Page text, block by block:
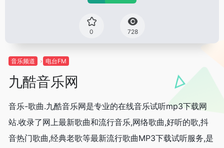
0 728
音乐频道 电台FM
九酷音乐网
音乐-歌曲.九酷音乐网是专业的在线音乐试听mp3下载网
站.收录了网上最新歌曲和流行音乐,网络歌曲,好听的歌,抖
音热门歌曲,经典老歌等最新流行歌曲MP3下载试听服务,是